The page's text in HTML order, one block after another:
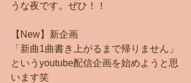
うな夜です。ぜひ！！
【New】新企画
「新曲1曲書き上がるまで帰りません」
というyoutube配信企画を始めようと思
います笑